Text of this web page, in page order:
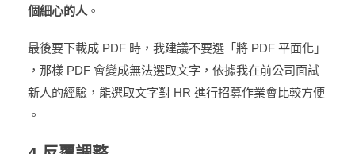
個細心的人 。
最後要下載成 PDF 時，我建議不要選「將 PDF 平面化」
，那樣 PDF 會變成無法選取文字，依據我在前公司面試
新人的經驗，能選取文字對 HR 進行招募作業會比較方便
。